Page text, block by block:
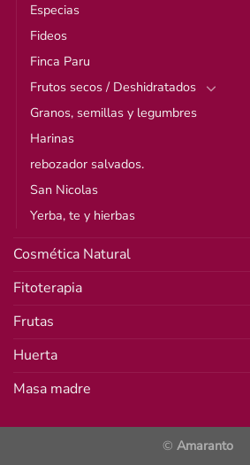
Especias
Fideos
Finca Paru
Frutos secos / Deshidratados
Granos, semillas y legumbres
Harinas
rebozador salvados.
San Nicolas
Yerba, te y hierbas
Cosmética Natural
Fitoterapia
Frutas
Huerta
Masa madre
© Amaranto